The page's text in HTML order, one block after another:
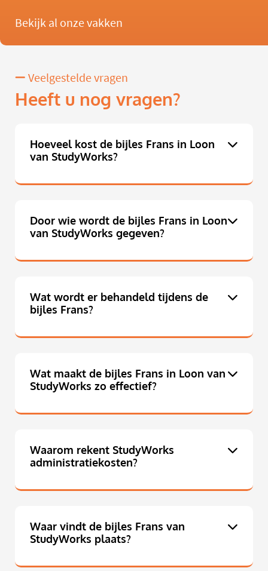
Bekijk al onze vakken
Veelgestelde vragen
Heeft u nog vragen?
Hoeveel kost de bijles Frans in Loon
van StudyWorks?
Door wie wordt de bijles Frans in Loon
van StudyWorks gegeven?
Wat wordt er behandeld tijdens de
bijles Frans?
Wat maakt de bijles Frans in Loon van
StudyWorks zo effectief?
Waarom rekent StudyWorks
administratiekosten?
Waar vindt de bijles Frans van
StudyWorks plaats?